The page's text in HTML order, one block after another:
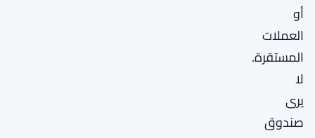
أو
العملات
المستقرة.
لا
يرى
صندوق